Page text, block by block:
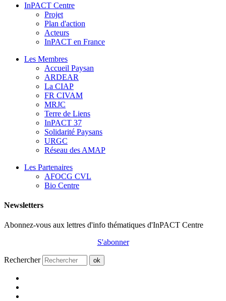
InPACT Centre
Projet
Plan d'action
Acteurs
InPACT en France
Les Membres
Accueil Paysan
ARDEAR
La CIAP
FR CIVAM
MRJC
Terre de Liens
InPACT 37
Solidarité Paysans
URGC
Réseau des AMAP
Les Partenaires
AFOCG CVL
Bio Centre
Newsletters
Abonnez-vous aux lettres d'info thématiques d'InPACT Centre
S'abonner
Rechercher ok